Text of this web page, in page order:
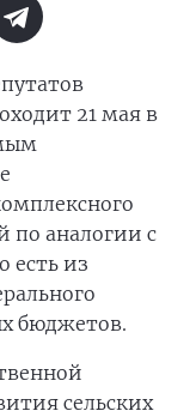
21 мая в
по аналогии с
есть из
бюджетов.
сельских